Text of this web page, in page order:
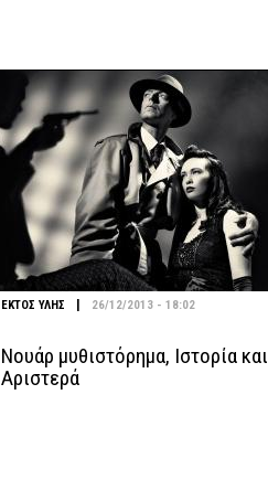
ΕΚΤΟΣ ΥΛΗΣ | 26/12/2013 - 18:02
Νουάρ μυθιστόρημα, Ιστορία και
Αριστερά